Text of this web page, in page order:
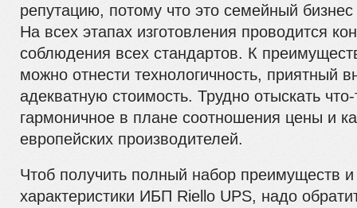
репутацию, потому что это семейный
На всех этапах изготовления проводится
соблюдения всех стандартов. К
можно отнести технологичность, приятный
адекватную стоимость. Трудно отыскать
гармоничное в плане соотношения цены и
европейских производителей.
Чтоб получить полный набор преимуществ
характеристики ИБП Riello UPS, надо